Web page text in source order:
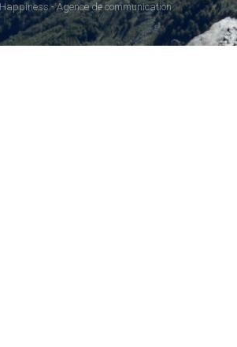
-Agence de communication